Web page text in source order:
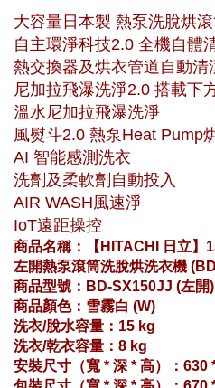
大容量日本製 熱泵洗脫烘
自主環淨科技2.0 全機自體
熱交換器及烘衣管道自動清
尼加拉飛瀑洗淨2.0 搭載下
溫水尼加拉飛瀑洗淨
風熨斗2.0 熱泵Heat Pump
AI 智能感測洗衣
洗劑及柔軟劑自動投入
AIR WASH風速淨
IoT遠距操控
商品名稱：【HITACHI 日立】
左開熱泵滾筒洗脫烘洗衣機
商品型號：BD-SX150JJ (左開)
商品顏色：雪霧白 (W)
洗衣/脫水容量：15 kg
洗衣/乾衣容量：8 kg
安裝尺寸（寬 * 深 * 高）：630